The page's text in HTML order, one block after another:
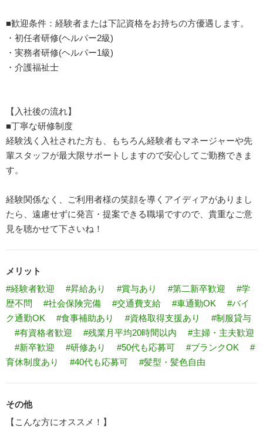
■歓迎条件：経験者または下記資格をお持ちの方優遇します。
・初任者研修(ヘルパー2級)
・実務者研修(ヘルパー1級)
・介護福祉士
【入社後の流れ】
■丁寧な研修制度
経験浅く入社された方も、もちろん経験者もマネージャーや先
輩スタッフが最大限サポートしますので安心してご勤務できま
す。
経験関係なく、ご利用者様の笑顔を導くアイディアがありまし
たら、遠慮せずに発言・提案できる職場ですので、貴重なご意
見を聴かせて下さいね！
メリット
#経験者歓迎
#昇給あり #賞与あり #第二新卒歓迎
#学
歴不問
#社会保険完備 #交通費支給 #車通勤OK
#バイ
ク通勤OK
#食事補助あり #資格取得支援あり
#制服貸与
#有資格者歓迎
#残業月平均20時間以内
#主婦・主夫歓迎
#新卒歓迎
#研修あり #50代も応募可 #ブランクOK
#
育休制度あり
#40代も応募可 #髪型・髪色自由
その他
【こんな方にオススメ！】